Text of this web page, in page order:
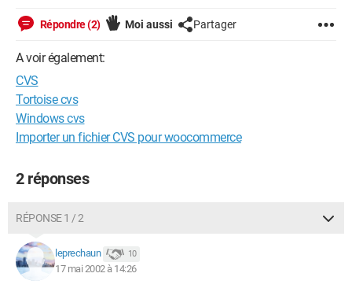
Répondre (2) Moi aussi Partager
A voir également:
CVS
Tortoise cvs
Windows cvs
Importer un fichier CVS pour woocommerce
2 réponses
RÉPONSE 1 / 2
leprechaun 10
17 mai 2002 à 14:26